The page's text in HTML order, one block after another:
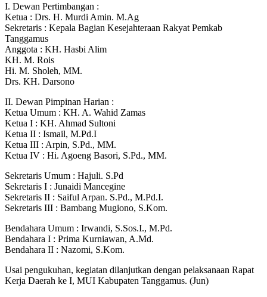
I. Dewan Pertimbangan :
Ketua : Drs. H. Murdi Amin. M.Ag
Sekretaris : Kepala Bagian Kesejahteraan Rakyat Pemkab
Tanggamus
Anggota : KH. Hasbi Alim
KH. M. Rois
Hi. M. Sholeh, MM.
Drs. KH. Darsono
II. Dewan Pimpinan Harian :
Ketua Umum : KH. A. Wahid Zamas
Ketua I : KH. Ahmad Sultoni
Ketua II : Ismail, M.Pd.I
Ketua III : Arpin, S.Pd., MM.
Ketua IV : Hi. Agoeng Basori, S.Pd., MM.
Sekretaris Umum : Hajuli. S.Pd
Sekretaris I : Junaidi Mancegine
Sekretaris II : Saiful Arpan. S.Pd., M.Pd.I.
Sekretaris III : Bambang Mugiono, S.Kom.
Bendahara Umum : Irwandi, S.Sos.I., M.Pd.
Bendahara I : Prima Kurniawan, A.Md.
Bendahara II : Nazomi, S.Kom.
Usai pengukuhan, kegiatan dilanjutkan dengan pelaksanaan Rapat
Kerja Daerah ke I, MUI Kabupaten Tanggamus. (Jun)